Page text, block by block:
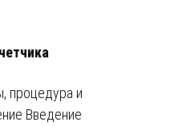
процедура и
Введение